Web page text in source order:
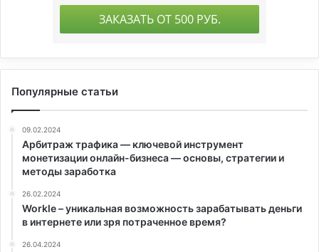
Популярные статьи
09.02.2024
Арбитраж трафика — ключевой инструмент
монетизации онлайн-бизнеса — основы, стратегии и
методы заработка
26.02.2024
Workle – уникальная возможность зарабатывать деньги
в интернете или зря потраченное время?
26.04.2024